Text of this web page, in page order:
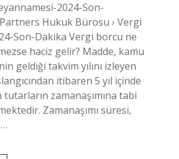
2024-Son-
Hukuk Bürosu › Vergi
Son-Dakika Vergi borcu ne
haciz gelir? Madde, kamu
geldiği takvim yılını izleyen
itibaren 5 yıl içinde
zamanaşımına tabi
Zamanaşımı süresi,